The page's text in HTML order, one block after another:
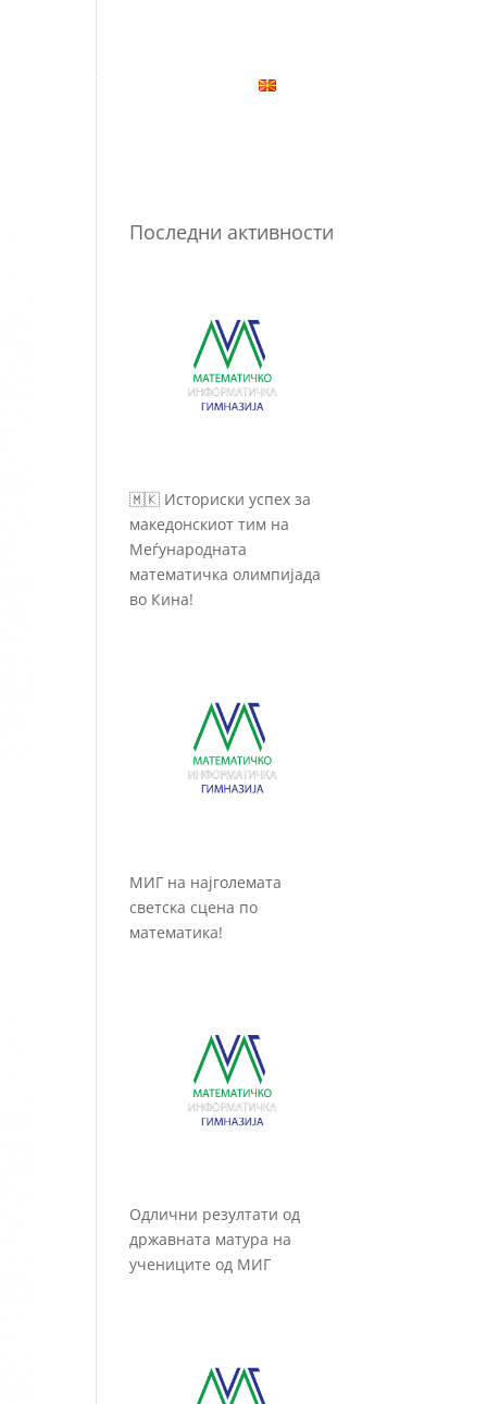
Последни активности
🇲🇰 Историски успех за
македонскиот тим на
Меѓународната
математичка олимпијада
во Кина!
МИГ на најголемата
светска сцена по
математика!
Одлични резултати од
државната матура на
учениците од МИГ